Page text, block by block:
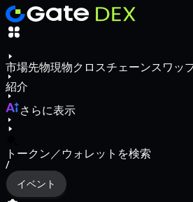
市場先物現物クロスチェーンスワッ
紹介
さらに表示
トークン／ウォレットを検索
/
イベント